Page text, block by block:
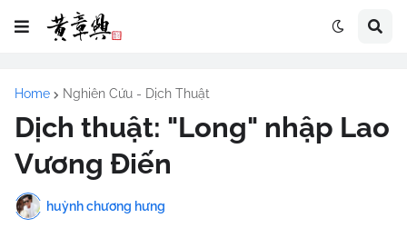
Home Nghiên Cứu - Dịch Thuật
Dịch thuật: "Long" nhập Lao
Vương Điến
huỳnh chương hưng